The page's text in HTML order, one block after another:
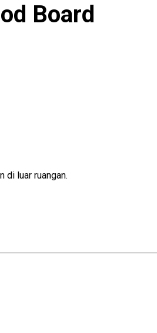
Board
di luar ruangan.